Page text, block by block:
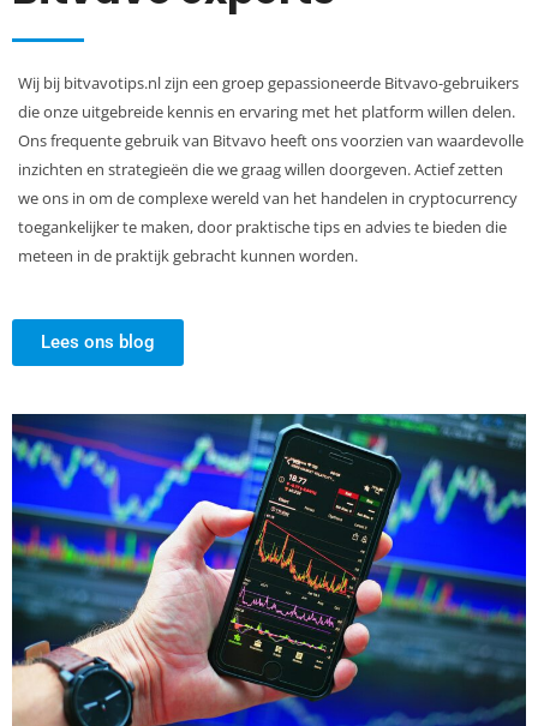
Wij bij bitvavotips.nl zijn een groep gepassioneerde Bitvavo-gebruikers
die onze uitgebreide kennis en ervaring met het platform willen delen.
Ons frequente gebruik van Bitvavo heeft ons voorzien van waardevolle
inzichten en strategieën die we graag willen doorgeven. Actief zetten
we ons in om de complexe wereld van het handelen in cryptocurrency
toegankelijker te maken, door praktische tips en advies te bieden die
meteen in de praktijk gebracht kunnen worden.
Lees ons blog